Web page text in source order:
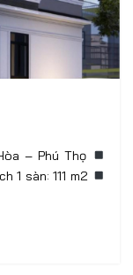
– Phú Thọ
1 sàn: 111 m2